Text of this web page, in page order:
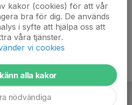
kakor (cookies) för att vår
bra för dig. De används
i syfte att hjälpa oss att
våra tjänster.
vi cookies
alla kakor
nödvändiga